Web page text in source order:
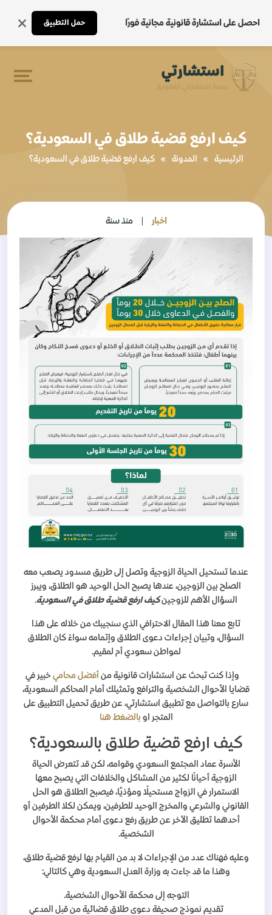
احصل على استشارة قانونية مجانية فورًا حمل التطبيق
كيف ارفع قضية طلاق في السعودية؟
الرئيسية » المدونة » كيف ارفع قضية طلاق في السعودية؟
اخبار منذ سنة
عندما تستحيل الحياة الزوجية وتصل إلى طريق مسدود يصعب معه
الصلح بين الزوجين، عندها يصبح الحل الوحيد هو الطلاق، ويبرز
السؤال الأهم للزوجينكيف ارفع قضية طلاق في السعودية.
تابع معنا هذا المقال الاحترافي الذي سنجيبك من خلاله على هذا
السؤال، وتبيان إجراءات دعوى الطلاق وإتمامه سواءً كان الطلاق
لمواطن سعودي أم لمقيم.
وإذا كنت تبحث عن استشارات قانونية من أفضل محامي خبير في
قضايا الأحوال الشخصية والترافع وتمثيلك أمام المحاكم السعودية،
سارع بالتواصل مع تطبيق استشارتي، عن طريق تحميل التطبيق على
المتجر او بالضغط هنا
كيف ارفع قضية طلاق بالسعودية؟
الأسرة عماد المجتمع السعودي وقوامه، لكن قد تتعرض الحياة
الزوجية أحيانًا لكثير من المشاكل والخلافات التي يصبح معها
الاستمرار في الزواج مستحيلًا ومؤذيًَا، فيصبح الطلاق هو الحل
القانوني والشرعي والمخرج الوحيد للطرفين، ويمكن لكلا الطرفين أو
أحدهما تطليق الآخر عن طريق رفع دعوى أمام محكمة الأحوال
الشخصية.
وعليه فهناك عدد من الإجراءات لا بد من القيام بها لرفع قضية طلاق،
وهذا ما قد جاءت به وزارة العدل السعودية وهي كالتالي:
التوجه إلى محكمة الأحوال الشخصية.
تقديم نموذج صحيفة دعوى طلاق قضائية من قبل المدعي